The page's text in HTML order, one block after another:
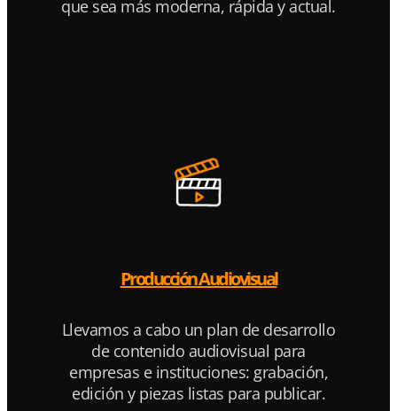
que sea más moderna, rápida y actual.
Producción Audiovisual
Llevamos a cabo un plan de desarrollo
de contenido audiovisual para
empresas e instituciones: grabación,
edición y piezas listas para publicar.